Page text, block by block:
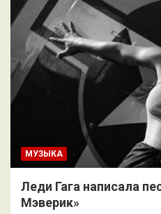
МУЗЫКА
Леди Гага написала
Мэверик»